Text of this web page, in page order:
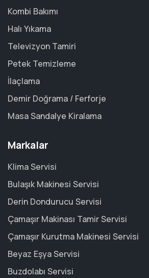
Kombi Bakımı
Halı Yıkama
Televizyon Tamiri
Petek Temizleme
İlaçlama
Demir Doğrama / Ferforje
Masa Sandalye Kiralama
Markalar
Klima Servisi
Bulaşık Makinesi Servisi
Derin Dondurucu Servisi
Çamaşır Makinası Tamir Servisi
Çamaşır Kurutma Makinesi Servisi
Beyaz Eşya Servisi
Buzdolabı Servisi